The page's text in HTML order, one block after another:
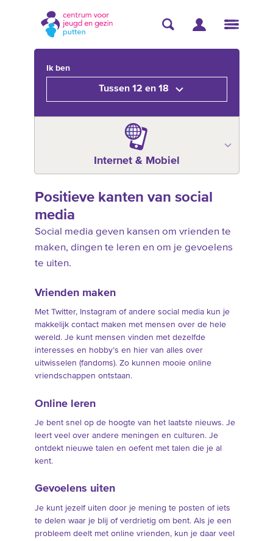
Ik ben
Tussen 12 en 18
Internet & Mobiel
Positieve kanten van social
media
Social media geven kansen om vrienden te
maken, dingen te leren en om je gevoelens
te uiten.
Vrienden maken
Met Twitter, Instagram of andere social media kun je
makkelijk contact maken met mensen over de hele
wereld. Je kunt mensen vinden met dezelfde
interesses en hobby’s en hier van alles over
uitwisselen (fandoms). Zo kunnen mooie online
vriendschappen ontstaan.
Online leren
Je bent snel op de hoogte van het laatste nieuws. Je
leert veel over andere meningen en culturen. Je
ontdekt nieuwe talen en oefent met talen die je al
kent.
Gevoelens uiten
Je kunt jezelf uiten door je mening te posten of iets
te delen waar je blij of verdrietig om bent. Als je een
probleem deelt met online vrienden, kun je daar veel